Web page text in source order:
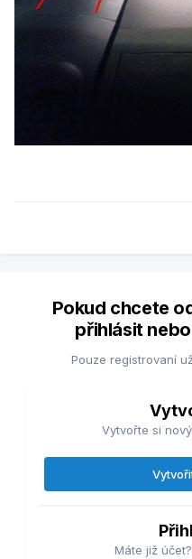
Pokud chcete
přihlásit
Pouze registrovaní
Vytvořte si
Máte již